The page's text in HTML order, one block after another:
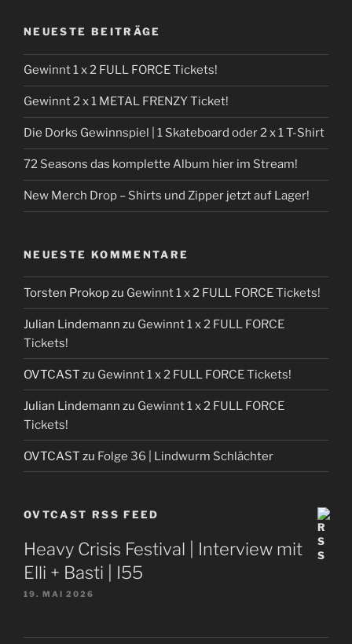
NEUESTE BEITRÄGE
Gewinnt 1 x 2 FULL FORCE Tickets!
Gewinnt 2 x 1 METAL FRENZY Ticket!
Die Dorks Gewinnspiel | 1 Skateboard oder 2 x 1 T-Shirt
72 Seasons das komplette Album hier im Stream!
New Merch Drop – Shirts und Zipper jetzt auf Lager!
NEUESTE KOMMENTARE
Torsten Prokopzu Gewinnt 1 x 2 FULL FORCE Tickets!
Julian Lindemann zu Gewinnt 1 x 2 FULL FORCE
Tickets!
OVTCAST zu Gewinnt 1 x 2 FULL FORCE Tickets!
Julian Lindemann zu Gewinnt 1 x 2 FULL FORCE
Tickets!
OVTCAST zu Folge 36 | Lindwurm Schlächter
OVTCAST RSS FEED
Heavy Crisis Festival | Interview mit
Elli + Basti | I55
19. MAI 2026